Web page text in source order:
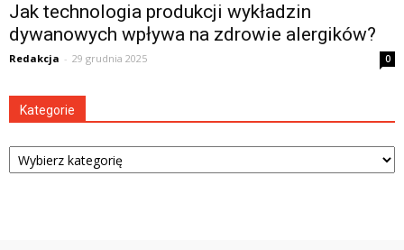
Jak technologia produkcji wykładzin
dywanowych wpływa na zdrowie alergików?
Redakcja - 29 grudnia 2025 0
Kategorie
Kategorie